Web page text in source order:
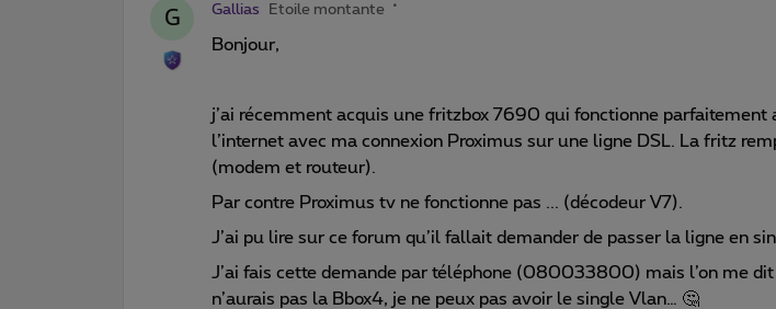
G Gallias Etoile montante
Bonjour,
j’ai récemment acquis une fritzbox 7690 qui fonctionne parfaitement
l’internet avec ma connexion Proximus sur une ligne DSL. La fritz
(modem et routeur).
Par contre Proximus tv ne fonctionne pas ... (décodeur V7).
J’ai pu lire sur ce forum qu’il fallait demander de passer la ligne en
J’ai fais cette demande par téléphone (080033800) mais l’on me
n’aurais pas la Bbox4, je ne peux pas avoir le single Vlan… 🤔